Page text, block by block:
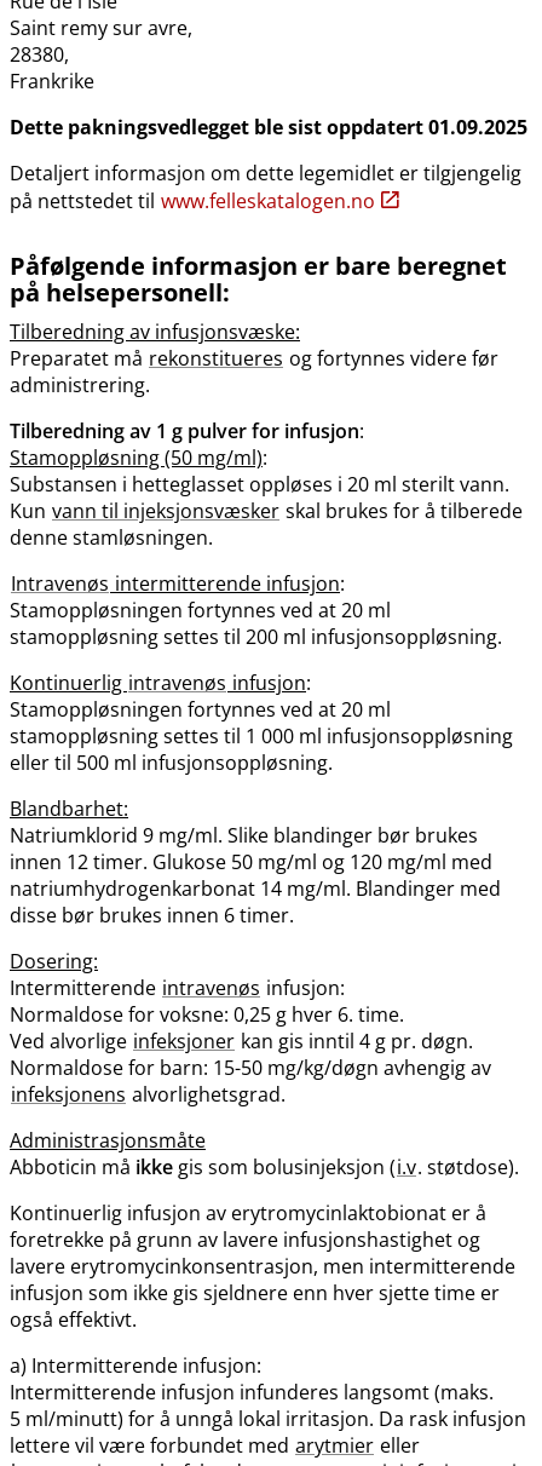
Saint remy sur avre,
28380,
Frankrike
Dette pakningsvedlegget ble sist oppdatert 01.09.2025
Detaljert informasjon om dette legemidlet er tilgjengelig
på nettstedet til www.felleskatalogen.no
Påfølgende informasjon er bare beregnet
på helsepersonell:
Tilberedning av infusjonsvæske:
Preparatet må rekonstitueres og fortynnes videre før
administrering.
Tilberedning av 1 g pulver for infusjon:
Stamoppløsning (50 mg/ml):
Substansen i hetteglasset oppløses i 20 ml sterilt vann.
Kun vann til injeksjonsvæsker skal brukes for å tilberede
denne stamløsningen.
Intravenøs intermitterende infusjon:
Stamoppløsningen fortynnes ved at 20 ml
stamoppløsning settes til 200 ml infusjonsoppløsning.
Kontinuerlig intravenøs infusjon:
Stamoppløsningen fortynnes ved at 20 ml
stamoppløsning settes til 1 000 ml infusjonsoppløsning
eller til 500 ml infusjonsoppløsning.
Blandbarhet:
Natriumklorid 9 mg​/​ml. Slike blandinger bør brukes
innen 12 timer. Glukose 50 mg/ml og 120 mg/ml med
natriumhydrogenkarbonat 14 mg​/​ml. Blandinger med
disse bør brukes innen 6 timer.
Dosering:
Intermitterende intravenøs infusjon:
Normaldose for voksne: 0,25 g hver 6. time.
Ved alvorlige infeksjoner kan gis inntil 4 g pr. døgn.
Normaldose for barn: 15-50 mg/kg​/​døgn avhengig av
infeksjonens alvorlighetsgrad.
Administrasjonsmåte
Abboticin må ikke gis som bolusinjeksjon (i.v. støtdose).
Kontinuerlig infusjon av erytromycinlaktobionat er å
foretrekke på grunn av lavere infusjonshastighet og
lavere erytromycinkonsentrasjon, men intermitterende
infusjon som ikke gis sjeldnere enn hver sjette time er
også effektivt.
a) Intermitterende infusjon:
Intermitterende infusjon infunderes langsomt (maks.
5 ml/minutt) for å unngå lokal irritasjon. Da rask infusjon
lettere vil være forbundet med arytmier eller